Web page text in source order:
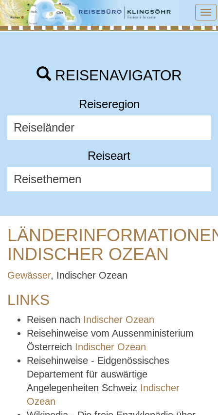
REISENAVIGATOR
Reiseregion
Reiseart
INDISCHER OZEAN
Gewässer, Indischer Ozean
LINKS
Reisen nach Indischer Ozean
Reisehinweise vom Aussenministerium
Österreich Indischer Ozean
Reisehinweise - Eidgenössisches
Departement für auswärtige
Angelegenheiten Schweiz Indischer
Ozean